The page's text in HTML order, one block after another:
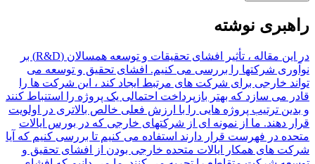
راهبری نوشته
در این مقاله ، تأثیر افشای تحقیقات و توسعه همسالان (R&D) بر
نوآوری شرکتها را بررسی می کنیم. افشای تحقیق و توسعه می
تواند خارجی برای شرکت های مرتبط ایجاد کند ، این شرکت ها را
قادر می سازد که بهتر بازپرداخت احتمالی یک پروژه را استنباط کنند
و بدین ترتیب پروژه هایی را با ارزش فعلی خالص بالاتری در اولویت
قرار دهند. ما از نمونه ای از شرکتهای خارجی که در بورس ایالات
متحده در فهرست قرار دارند استفاده می کنیم تا بررسی کنیم که آیا
شرکت های همکار ایالات متحده خارجی بودن از افشای تحقیق و